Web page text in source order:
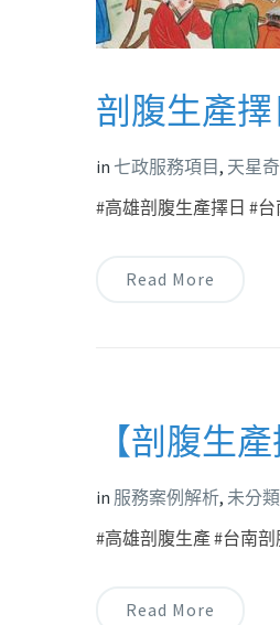
剖腹生產擇
in 七政服務項目 , 天星
#高雄剖腹生產擇日 #
Read More
【剖腹生
in 服務案例解析, 未分類
#高雄剖腹生產 #台南
Read More